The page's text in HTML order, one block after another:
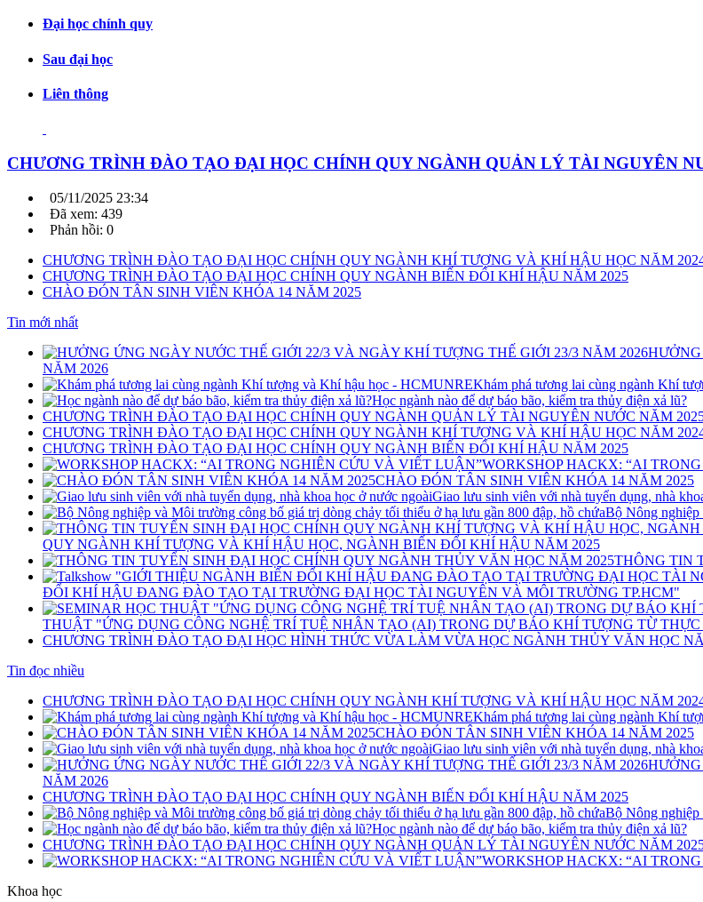
Đại học chính quy
Sau đại học
Liên thông
CHƯƠNG TRÌNH ĐÀO TẠO ĐẠI HỌC CHÍNH QUY NGÀNH QUẢN LÝ TÀI NGUYÊN
05/11/2025 23:34
Đã xem: 439
Phản hồi: 0
CHƯƠNG TRÌNH ĐÀO TẠO ĐẠI HỌC CHÍNH QUY NGÀNH KHÍ TƯỢNG VÀ KHÍ HẬU HỌC NĂM
CHƯƠNG TRÌNH ĐÀO TẠO ĐẠI HỌC CHÍNH QUY NGÀNH BIẾN ĐỔI KHÍ HẬU NĂM 2025
CHÀO ĐÓN TÂN SINH VIÊN KHÓA 14 NĂM 2025
Tin mới nhất
NĂM 2026
Khám phá tương lai cùng ngành Khí
Học ngành nào để dự báo bão, kiểm tra thủy điện xả lũ?
CHƯƠNG TRÌNH ĐÀO TẠO ĐẠI HỌC CHÍNH QUY NGÀNH QUẢN LÝ TÀI NGUYÊN NƯỚC NĂM
CHƯƠNG TRÌNH ĐÀO TẠO ĐẠI HỌC CHÍNH QUY NGÀNH KHÍ TƯỢNG VÀ KHÍ HẬU HỌC NĂM
CHƯƠNG TRÌNH ĐÀO TẠO ĐẠI HỌC CHÍNH QUY NGÀNH BIẾN ĐỔI KHÍ HẬU NĂM 2025
WORKSHOP HACKX: “AI
CHÀO ĐÓN TÂN SINH VIÊN KHÓA 14 NĂM 2025
Giao lưu sinh viên với nhà tuyển dụng, nhà
Bộ Nông nghiệp
QUY NGÀNH KHÍ TƯỢNG VÀ KHÍ HẬU HỌC, NGÀNH BIẾN ĐỔI KHÍ HẬU NĂM 2025
THÔNG TIN
ĐỔI KHÍ HẬU ĐANG ĐÀO TẠO TẠI TRƯỜNG ĐẠI HỌC TÀI NGUYÊN VÀ MÔI TRƯỜNG TP.HCM"
THUẬT "ỨNG DỤNG CÔNG NGHỆ TRÍ TUỆ NHÂN TẠO (AI) TRONG DỰ BÁO KHÍ TƯỢNG TỪ
CHƯƠNG TRÌNH ĐÀO TẠO ĐẠI HỌC HÌNH THỨC VỪA LÀM VỪA HỌC NGÀNH THỦY VĂN HỌC
Tin đọc nhiều
CHƯƠNG TRÌNH ĐÀO TẠO ĐẠI HỌC CHÍNH QUY NGÀNH KHÍ TƯỢNG VÀ KHÍ HẬU HỌC NĂM
Khám phá tương lai cùng ngành Khí
CHÀO ĐÓN TÂN SINH VIÊN KHÓA 14 NĂM 2025
Giao lưu sinh viên với nhà tuyển dụng, nhà
NĂM 2026
CHƯƠNG TRÌNH ĐÀO TẠO ĐẠI HỌC CHÍNH QUY NGÀNH BIẾN ĐỔI KHÍ HẬU NĂM 2025
Bộ Nông nghiệp
Học ngành nào để dự báo bão, kiểm tra thủy điện xả lũ?
CHƯƠNG TRÌNH ĐÀO TẠO ĐẠI HỌC CHÍNH QUY NGÀNH QUẢN LÝ TÀI NGUYÊN NƯỚC NĂM
WORKSHOP HACKX: “AI
Khoa học